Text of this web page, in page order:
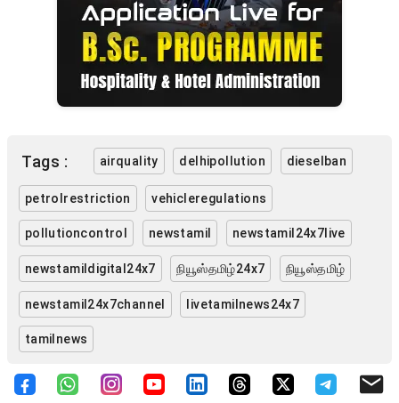
Tags : airquality delhipollution dieselban
petrolrestriction vehicleregulations
pollutioncontrol newstamil newstamil24x7live
newstamildigital24x7 நியூஸ்தமிழ்24x7 நியூஸ்தமிழ்
newstamil24x7channel livetamilnews24x7
tamilnews